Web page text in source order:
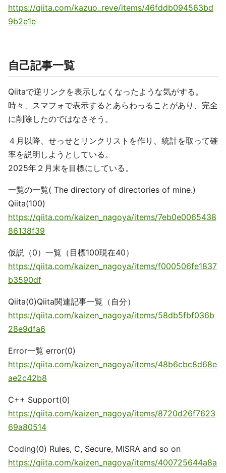
https://qiita.com/kazuo_reve/items/46fddb094563bd
9b2e1e
自己記事一覧
Qiitaで逆リンクを表示しなくなったような気がする。
時々、スマフォで表示するとあらわっることがあり、完全
に削除したのではなさそう。
４月以降、せっせとリンクリストを作り、統計を取って確
率を説明しようとしている。
2025年２月末を目標にしている。
一覧の一覧( The directory of directories of mine.)
Qiita(100)
https://qiita.com/kaizen_nagoya/items/7eb0e0065438
86138f39
仮説（0）一覧（目標100現在40）
https://qiita.com/kaizen_nagoya/items/f000506fe1837
b3590df
Qiita(0)Qiita関連記事一覧（自分）
https://qiita.com/kaizen_nagoya/items/58db5fbf036b
28e9dfa6
Error一覧 error(0)
https://qiita.com/kaizen_nagoya/items/48b6cbc8d68e
ae2c42b8
C++ Support(0)
https://qiita.com/kaizen_nagoya/items/8720d26f7623
69a80514
Coding(0) Rules, C, Secure, MISRA and so on
https://qiita.com/kaizen_nagoya/items/400725644a8a